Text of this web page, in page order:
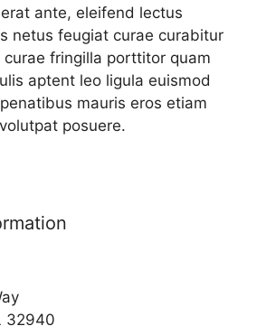
ante, eleifend lectus
netus feugiat curae curabitur
fringilla porttitor quam
aptent leo ligula euismod
mauris eros etiam
posuere.
32940